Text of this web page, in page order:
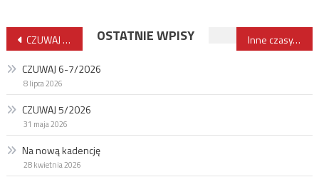
Nawigacja
wpisu
CZUWAJ 5/2025 Inne czasy, nie wiem, czy lepsze
OSTATNIE WPISY
CZUWAJ 6-7/2026
8 lipca 2026
CZUWAJ 5/2026
31 maja 2026
Na nową kadencję
28 kwietnia 2026